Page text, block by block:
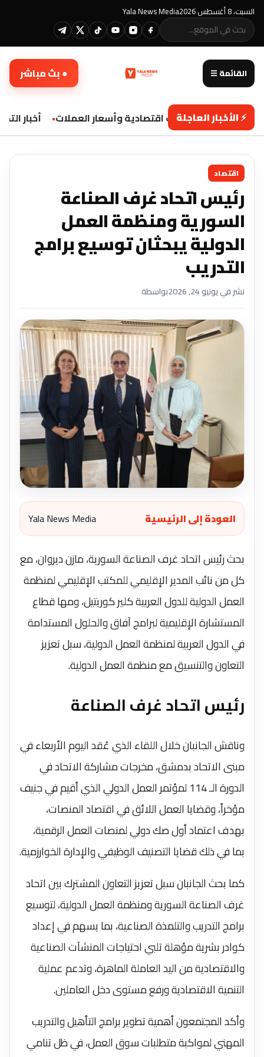
السبت، 8 أغسطس 2026 Yala News Media
القائمة ☰ ● بث مباشر
⚡ الأخبار العاجلةتحديثات اقتصادية وأسعار العملات أخبار
اقتصاد
رئيس اتحاد غرف الصناعة
السورية ومنظمة العمل
الدولية ‏يبحثان توسيع برامج
التدريب ‏
نشر في يونيو 24, 2026 بواسطة
العودة إلى الرئيسية Yala News Media
بحث رئيس اتحاد غرف الصناعة السورية، مازن ديروان، ‏مع
كل من نائب المدير الإقليمي للمكتب الإقليمي لمنظمة
‏العمل الدولية للدول العربية كلير كوريتيل، ومها قطاع
‏المستشارة الإقليمية لبرامج آفاق والحلول المستدامة
في الدول ‏العربية لمنظمة العمل الدولية، سبل تعزيز
التعاون والتنسيق ‏مع‏ منظمة العمل الدولية‎.
رئيس اتحاد غرف الصناعة
‎وناقش الجانبان خلال اللقاء الذي عُقد اليوم الأربعاء في
مبنى ‏الاتحاد بدمشق، مخرجات مشاركة الاتحاد في
الدورة الـ 114 ‏لمؤتمر العمل الدولي الذي أقيم في جنيف
مؤخراً، وقضايا ‏العمل اللائق في اقتصاد المنصات،
بهدف اعتماد أول صك ‏دولي لمنصات العمل الرقمية،
بما في ذلك قضايا التصنيف ‏الوظيفي والإدارة الخوارزمية‎.
كما بحث الجانبان سبل تعزيز التعاون المشترك بين اتحاد
‏غرف الصناعة السورية ومنظمة العمل الدولية، لتوسيع
‏برامج التدريب والتلمذة الصناعية، بما يسهم في إعداد
كوادر ‏بشرية مؤهلة تلبي احتياجات المنشآت الصناعية
والاقتصادية ‏من اليد العاملة الماهرة، وتدعم عملية
التنمية الاقتصادية ورفع ‏مستوى دخل العاملين.
‎وأكد المجتمعون أهمية تطوير برامج التأهيل والتدريب
‏المهني لمواكبة متطلبات سوق العمل، في ظل تنامي